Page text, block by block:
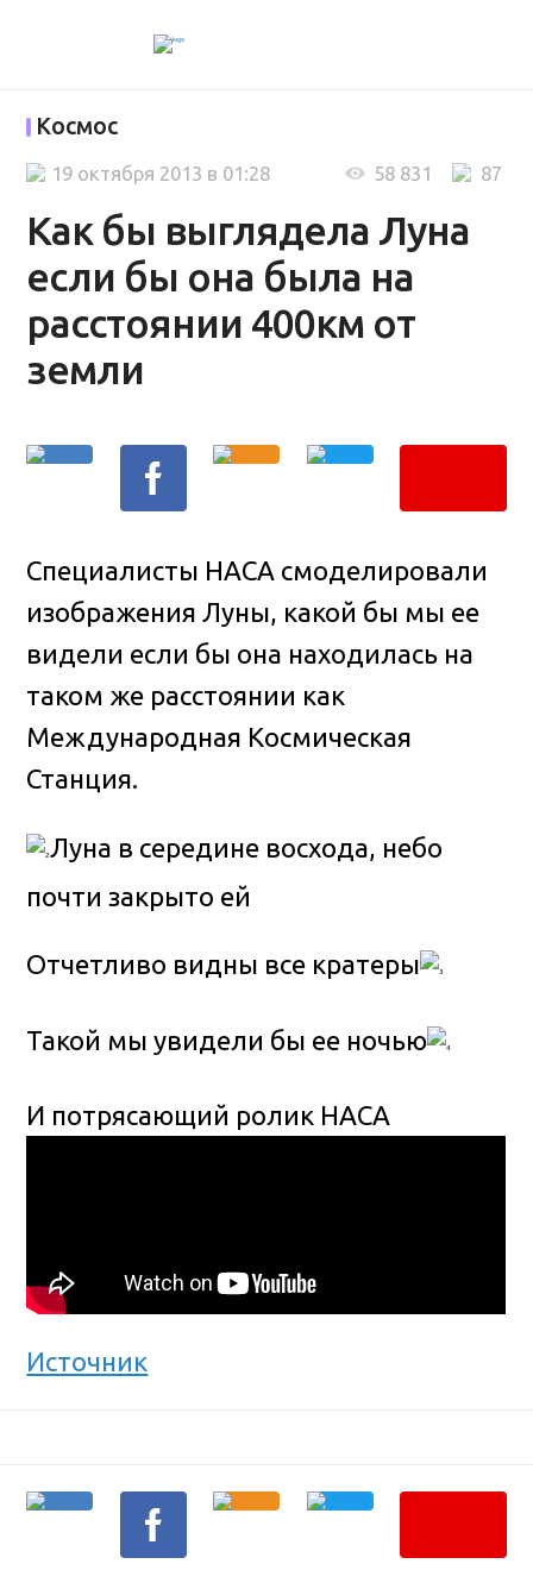
Космос
Как бы выглядела Луна
если бы она была на
расстоянии 400км от
земли
87
58 831
19 октября 2013 в 01:28
Специалисты НАСА смоделировали
изображения Луны, какой бы мы ее
видели если бы она находилась на
таком же расстоянии как
Международная Космическая
Станция.
Луна в середине восхода, небо
почти закрыто ей
Отчетливо видны все кратеры
Такой мы увидели бы ее ночью
И потрясающий ролик НАСА
Источник